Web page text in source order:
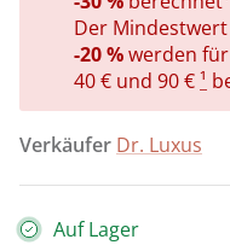
Personalisierter
Geschenke bis 50 €
Geschenke bis 100 €
Der
-20 %werden
40 € und 90 €¹
Verkäufer Dr. Luxus
Auf Lager